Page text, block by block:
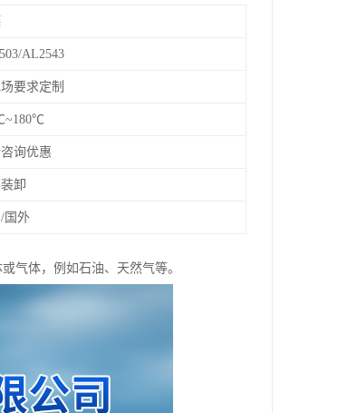
AL2543
要求定制
询优惠
卸
国外
气体，例如石油、天然气等。